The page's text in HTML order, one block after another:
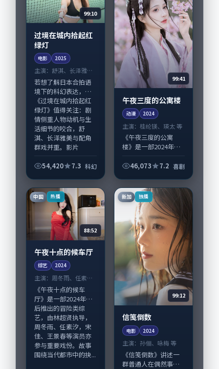
99:10
过境在城内拾起红
绿灯
电影 2025
主演： 舒淇、长泽雅美
等
若想了解日本合拍语
境下的科幻表达，
《过境在城内拾起红
绿灯》值得关注：剧
情侧重人物动机与生
活细节的咬合，舒
淇、长泽雅美与配角
群戏并重。影片
54,420
7.3 科幻
99:41
午夜三度的公寓楼
动漫 2024
主演：桂纶镁、瑛太 等
《午夜三度的公寓
楼》是一部2024年前
漫，由是枝裕和执
等演员亦参与重要戏
份。故事围绕当代都
46,073 7.2 喜剧
中国 热播
88:52
午夜十点的候车厅
综艺 2024
主演： 周冬雨、任素汐
等
《午夜十点的候车
厅》是一部2024年前
后推出的冒险类综
艺，由林超贤执导，
周冬雨、任素汐，宋
佳、王景春等演员亦
参与重要戏份。故事
围绕当代都市中的抉...
新加 独播
99:12
信笺倒数
电影 2024
主演：孙俪、咏梅 等
《信笺倒数》讲述一
群普通人在偶然事件